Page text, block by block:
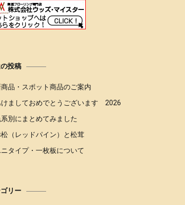
投稿
商品・スポット商品のご案内
けましておめでとうございます 2026
別にまとめてみました
（レッドパイン）と松茸
ニタイプ・一枚板について
リー